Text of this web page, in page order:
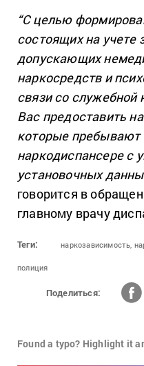
“С целью
состоящих на учете
допускающих
наркосредств и
связи со
Вас предоставить
которые пребывают
наркодиспансере с
установочных
говорится в
главному врачу
Теги: наркозависимость,
полиция
Поделиться:
Found a typo? Highlight it